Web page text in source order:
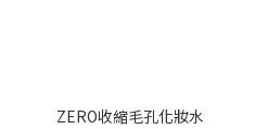
ZERO收縮毛孔化妝水